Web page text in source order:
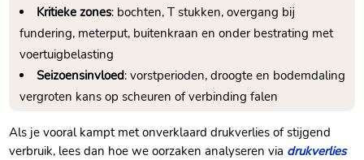
Kritieke zones: bochten, T stukken, overgang bij
fundering, meterput, buitenkraan en onder bestrating met
voertuigbelasting
Seizoensinvloed: vorstperioden, droogte en bodemdaling
vergroten kans op scheuren of verbinding falen
Als je vooral kampt met onverklaard drukverlies of stijgend
verbruik, lees dan hoe we oorzaken analyseren via drukverlies